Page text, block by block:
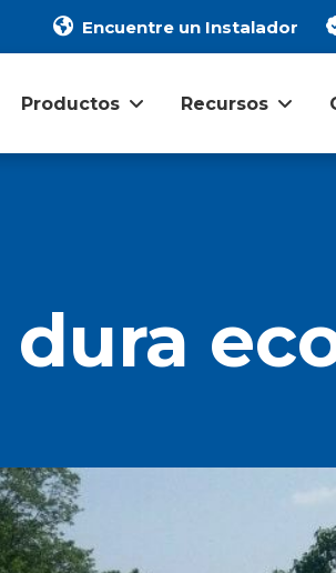
Encuentre un Instalador
Productos Recursos